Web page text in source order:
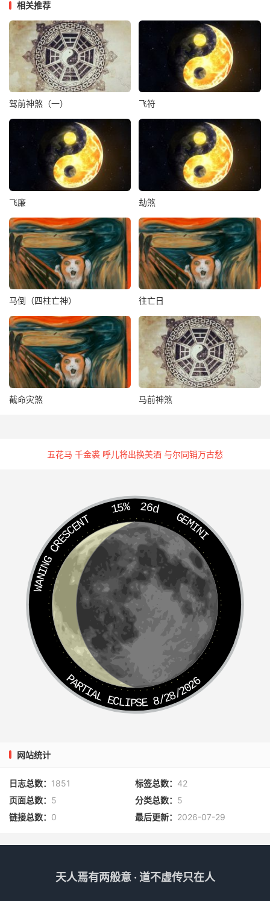
相关推荐
驾前神煞（一） 飞符
飞廉 劫煞
马倒（四柱亡神） 往亡日
截命灾煞 马前神煞
五花马 千金裘 呼儿将出换美酒 与尔同销万古愁
15% 26d
GEMINI
WANING CRESCENT
PARTIAL ECLIPSE 8/28/2026
网站统计
日志总数： 1851 标签总数： 42
页面总数： 5 分类总数： 5
链接总数： 0 最后更新： 2026-07-29
天人焉有两般意 · 道不虚传只在人